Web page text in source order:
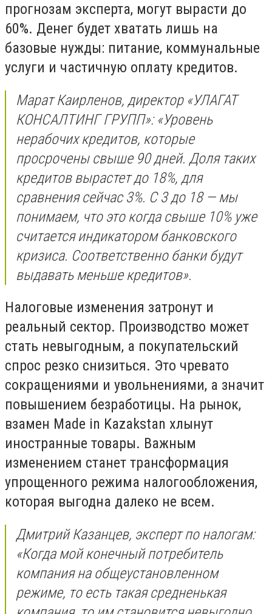
прогнозам эксперта, могут вырасти до
60%. Денег будет хватать лишь на
базовые нужды: питание, коммунальные
услуги и частичную оплату кредитов.
Марат Каирленов, директор «УЛАГАТ
КОНСАЛТИНГ ГРУПП»: «Уровень
нерабочих кредитов, которые
просрочены свыше 90 дней. Доля таких
кредитов вырастет до 18%, для
сравнения сейчас 3%. С 3 до 18 — мы
понимаем, что это когда свыше 10% уже
считается индикатором банковского
кризиса. Соответственно банки будут
выдавать меньше кредитов».
Налоговые изменения затронут и
реальный сектор. Производство может
стать невыгодным, а покупательский
спрос резко снизиться. Это чревато
сокращениями и увольнениями, а значит
повышением безработицы. На рынок,
взамен Made in Kazakstan хлынут
иностранные товары. Важным
изменением станет трансформация
упрощенного режима налогообложения,
которая выгодна далеко не всем.
Дмитрий Казанцев, эксперт по налогам:
«Когда мой конечный потребитель
компания на общеустановленном
режиме, то есть такая средненькая